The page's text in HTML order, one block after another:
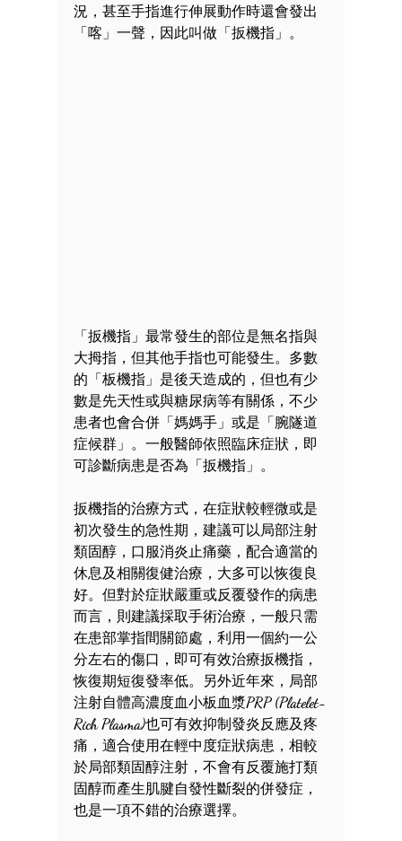
況，甚至手指進行伸展動作時還會發出
「喀」一聲，因此叫做「扳機指」。
「扳機指」最常發生的部位是無名指與
大拇指，但其他手指也可能發生。多數
的「板機指」是後天造成的，但也有少
數是先天性或與糖尿病等有關係，不少
患者也會合併「媽媽手」或是「腕隧道
症候群」。一般醫師依照臨床症狀，即
可診斷病患是否為「扳機指」。
扳機指的治療方式，在症狀較輕微或是
初次發生的急性期，建議可以局部注射
類固醇，口服消炎止痛藥，配合適當的
休息及相關復健治療，大多可以恢復良
好。但對於症狀嚴重或反覆發作的病患
而言，則建議採取手術治療，一般只需
在患部掌指間關節處，利用一個約一公
分左右的傷口，即可有效治療扳機指，
恢復期短復發率低。另外近年來，局部
注射自體高濃度血小板血漿PRP (Platelet-
Rich Plasma)也可有效抑制發炎反應及疼
痛，適合使用在輕中度症狀病患，相較
於局部類固醇注射，不會有反覆施打類
固醇而產生肌腱自發性斷裂的併發症，
也是一項不錯的治療選擇。